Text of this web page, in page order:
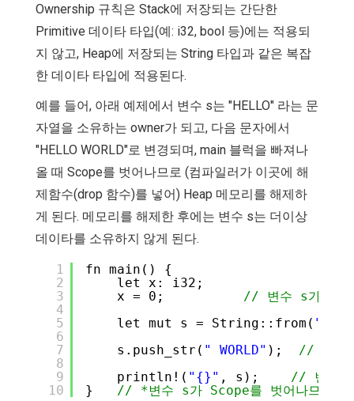
Ownership 규칙은 Stack에 저장되는 간단한
Primitive 데이타 타입(예: i32, bool 등)에는 적용되
지 않고, Heap에 저장되는 String 타입과 같은 복잡
한 데이타 타입에 적용된다.
예를 들어, 아래 예제에서 변수 s는 "HELLO" 라는 문
자열을 소유하는 owner가 되고, 다음 문자에서
"HELLO WORLD"로 변경되며, main 블럭을 빠져나
올 때 Scope를 벗어나므로 (컴파일러가 이곳에 해
제함수(drop 함수)를 넣어) Heap 메모리를 해제하
게 된다. 메모리를 해제한 후에는 변수 s는 더이상
데이타를 소유하지 않게 된다.
1
2
3
4
5
6
7
8
9
10
fn main() {
let x: i32;
x = 0; // 변수 s가 아
let mut s = String::from(
s.push_str( " WORLD" ); // 변수
println!( "{}" , s); // 변수 s
} // *변수 s가 Scope를 벗어나므로,